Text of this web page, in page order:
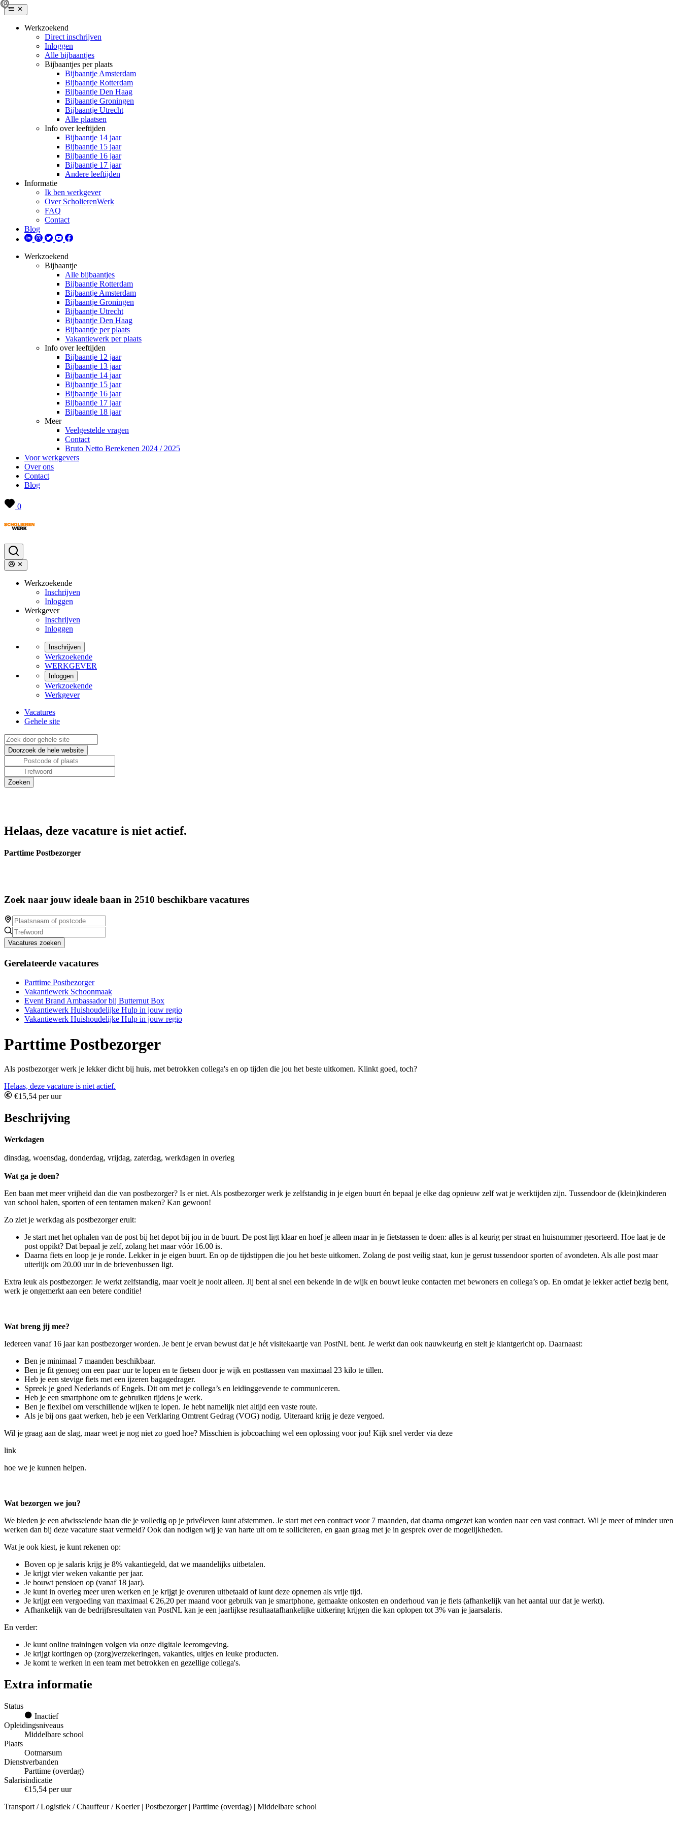
Werkzoekend
Direct inschrijven
Inloggen
Alle bijbaantjes
Bijbaantjes per plaats
Bijbaantje Amsterdam
Bijbaantje Rotterdam
Bijbaantje Den Haag
Bijbaantje Groningen
Bijbaantje Utrecht
Alle plaatsen
Info over leeftijden
Bijbaantje 14 jaar
Bijbaantje 15 jaar
Bijbaantje 16 jaar
Bijbaantje 17 jaar
Andere leeftijden
Informatie
Ik ben werkgever
Over ScholierenWerk
FAQ
Contact
Blog
Werkzoekend
Bijbaantje
Alle bijbaantjes
Bijbaantje Rotterdam
Bijbaantje Amsterdam
Bijbaantje Groningen
Bijbaantje Utrecht
Bijbaantje Den Haag
Bijbaantje per plaats
Vakantiewerk per plaats
Info over leeftijden
Bijbaantje 12 jaar
Bijbaantje 13 jaar
Bijbaantje 14 jaar
Bijbaantje 15 jaar
Bijbaantje 16 jaar
Bijbaantje 17 jaar
Bijbaantje 18 jaar
Meer
Veelgestelde vragen
Contact
Bruto Netto Berekenen 2024 / 2025
Voor werkgevers
Over ons
Contact
Blog
0
Werkzoekende
Inschrijven
Inloggen
Werkgever
Inschrijven
Inloggen
Inschrijven
Werkzoekende
WERKGEVER
Inloggen
Werkzoekende
Werkgever
Vacatures
Gehele site
Helaas, deze vacature is niet actief.
Parttime Postbezorger
Zoek naar jouw ideale baan in 2510 beschikbare vacatures
Vacatures zoeken
Gerelateerde vacatures
Parttime Postbezorger
Vakantiewerk Schoonmaak
Event Brand Ambassador bij Butternut Box
Vakantiewerk Huishoudelijke Hulp in jouw regio
Vakantiewerk Huishoudelijke Hulp in jouw regio
Parttime Postbezorger
Als postbezorger werk je lekker dicht bij huis, met betrokken collega's en op tijden die jou het beste uitkomen. Klinkt goed, toch?
Helaas, deze vacature is niet actief.
€15,54 per uur
Beschrijving
Werkdagen
dinsdag, woensdag, donderdag, vrijdag, zaterdag, werkdagen in overleg
Wat ga je doen?
Een baan met meer vrijheid dan die van postbezorger? Is er niet. Als postbezorger werk je zelfstandig in je eigen buurt én bepaal je elke dag opnieuw zelf wat je werktijden zijn. Tussendoor de (klein)kinderen
van school halen, sporten of een tentamen maken? Kan gewoon!
Zo ziet je werkdag als postbezorger eruit:
Je start met het ophalen van de post bij het depot bij jou in de buurt. De post ligt klaar en hoef je alleen maar in je fietstassen te doen: alles is al keurig per straat en huisnummer gesorteerd. Hoe laat je de
post oppikt? Dat bepaal je zelf, zolang het maar vóór 16.00 is.
Daarna fiets en loop je je ronde. Lekker in je eigen buurt. En op de tijdstippen die jou het beste uitkomen. Zolang de post veilig staat, kun je gerust tussendoor sporten of avondeten. Als alle post maar
uiterlijk om 20.00 uur in de brievenbussen ligt.
Extra leuk als postbezorger: Je werkt zelfstandig, maar voelt je nooit alleen. Jij bent al snel een bekende in de wijk en bouwt leuke contacten met bewoners en collega’s op. En omdat je lekker actief bezig bent,
werk je ongemerkt aan een betere conditie!
Wat breng jij mee?
Iedereen vanaf 16 jaar kan postbezorger worden. Je bent je ervan bewust dat je hét visitekaartje van PostNL bent. Je werkt dan ook nauwkeurig en stelt je klantgericht op. Daarnaast:
Ben je minimaal 7 maanden beschikbaar.
Ben je fit genoeg om een paar uur te lopen en te fietsen door je wijk en posttassen van maximaal 23 kilo te tillen.
Heb je een stevige fiets met een ijzeren bagagedrager.
Spreek je goed Nederlands of Engels. Dit om met je collega’s en leidinggevende te communiceren.
Heb je een smartphone om te gebruiken tijdens je werk.
Ben je flexibel om verschillende wijken te lopen. Je hebt namelijk niet altijd een vaste route.
Als je bij ons gaat werken, heb je een Verklaring Omtrent Gedrag (VOG) nodig. Uiteraard krijg je deze vergoed.
Wil je graag aan de slag, maar weet je nog niet zo goed hoe? Misschien is jobcoaching wel een oplossing voor jou! Kijk snel verder via deze
link
hoe we je kunnen helpen.
Wat bezorgen we jou?
We bieden je een afwisselende baan die je volledig op je privéleven kunt afstemmen. Je start met een contract voor 7 maanden, dat daarna omgezet kan worden naar een vast contract. Wil je meer of minder uren
werken dan bij deze vacature staat vermeld? Ook dan nodigen wij je van harte uit om te solliciteren, en gaan graag met je in gesprek over de mogelijkheden.
Wat je ook kiest, je kunt rekenen op:
Boven op je salaris krijg je 8% vakantiegeld, dat we maandelijks uitbetalen.
Je krijgt vier weken vakantie per jaar.
Je bouwt pensioen op (vanaf 18 jaar).
Je kunt in overleg meer uren werken en je krijgt je overuren uitbetaald of kunt deze opnemen als vrije tijd.
Je krijgt een vergoeding van maximaal € 26,20 per maand voor gebruik van je smartphone, gemaakte onkosten en onderhoud van je fiets (afhankelijk van het aantal uur dat je werkt).
Afhankelijk van de bedrijfsresultaten van PostNL kan je een jaarlijkse resultaatafhankelijke uitkering krijgen die kan oplopen tot 3% van je jaarsalaris.
En verder:
Je kunt online trainingen volgen via onze digitale leeromgeving.
Je krijgt kortingen op (zorg)verzekeringen, vakanties, uitjes en leuke producten.
Je komt te werken in een team met betrokken en gezellige collega's.
Extra informatie
Status
Inactief
Opleidingsniveaus
Middelbare school
Plaats
Ootmarsum
Dienstverbanden
Parttime (overdag)
Salarisindicatie
€15,54 per uur
Transport / Logistiek / Chauffeur / Koerier | Postbezorger | Parttime (overdag) | Middelbare school